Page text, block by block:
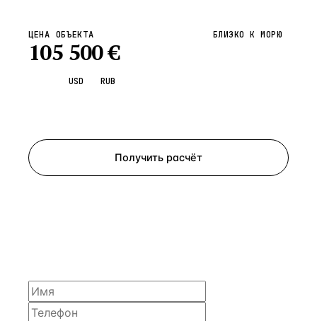
ЦЕНА ОБЪЕКТА
105 500€
БЛИЗКО К МОРЮ
USD RUB
Получить расчёт